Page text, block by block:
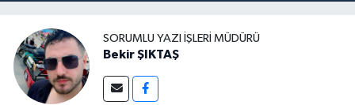
SORUMLU YAZI İŞLERI MÜDÜRÜ
Bekir ŞIKTAŞ